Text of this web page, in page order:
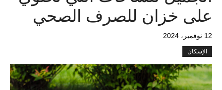
على خزان للصرف الصحي
12 نوفمبر، 2024
الإسكان